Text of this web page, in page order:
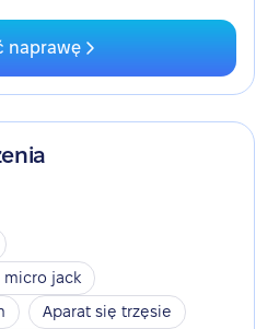
naprawę
micro jack
Aparat się trzęsie